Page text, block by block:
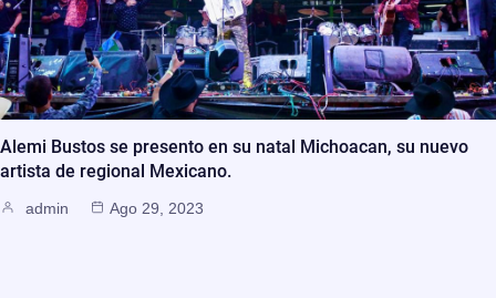
Alemi Bustos se presento en su natal Michoacan, su nuevo
artista de regional Mexicano.
admin Ago 29, 2023